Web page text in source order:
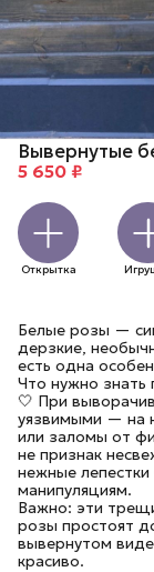
Вывернутые
5 650 ₽
Открытка
Белые розы —
дерзкие,
есть одна
Что нужно
🤍 При
уязвимыми — на
или заломы от
не признак
нежные
манипуляциям.
Важно: эти
розы простоят
вывернутом
красиво.